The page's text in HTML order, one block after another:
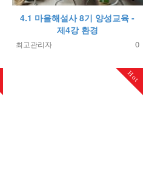
4.1 마을해설사 8기 양성교육 -
제4강 환경
최고관리자 0
Hot